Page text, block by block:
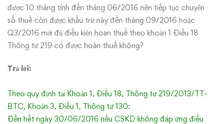
được 10 tháng tính đến tháng 06/2016 nên tiếp tục chuyển
số thuế còn được khấu trừ này đến tháng 09/2016 hoặc
Q3/2016 mới đủ điều kiện hoan thuế theo khoản 1 Điều 18
Thông tư 219 có được hoàn thuế không?
Trả lời:
Theo quy định tại Khoản 1, Điều 18, Thông tư 219/2013/TT-
BTC, Khoản 3, Điều 1, Thông tư 130:
Đến hết ngày 30/06/2016 nếu CSKD không đáp ứng điều